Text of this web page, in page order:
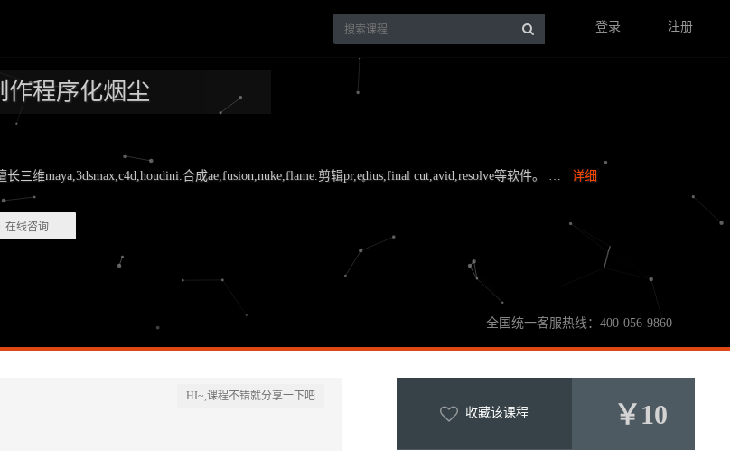
登录 注册
作程序化烟尘
三维maya,3dsmax,c4d,houdini.合成ae,fusion,nuke,flame.剪辑pr,edius,final cut,avid,resolve等软件。 … 详细
在线咨询
全国统一客服热线：400-056-9860
HI~,课程不错就分享一下吧
收藏该课程 ￥10